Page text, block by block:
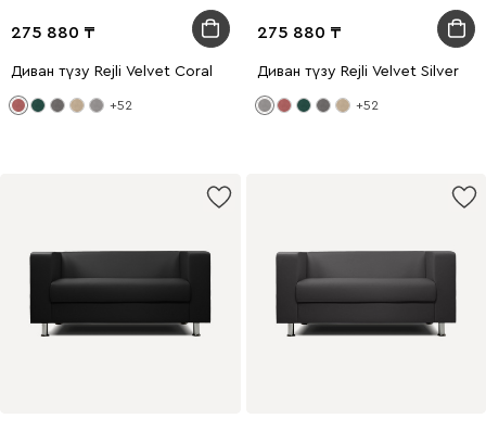
275 880
Диван түзу Rejli Velvet Coral
+52
275 880
Диван түзу Rejli Velvet Silver
+52